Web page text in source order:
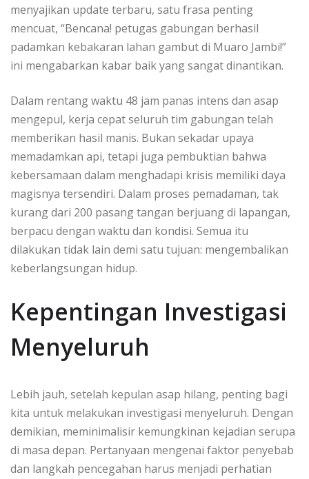
menyajikan update terbaru, satu frasa penting
mencuat, “Bencana! petugas gabungan berhasil
padamkan kebakaran lahan gambut di Muaro Jambi!”
ini mengabarkan kabar baik yang sangat dinantikan.
Dalam rentang waktu 48 jam panas intens dan asap
mengepul, kerja cepat seluruh tim gabungan telah
memberikan hasil manis. Bukan sekadar upaya
memadamkan api, tetapi juga pembuktian bahwa
kebersamaan dalam menghadapi krisis memiliki daya
magisnya tersendiri. Dalam proses pemadaman, tak
kurang dari 200 pasang tangan berjuang di lapangan,
berpacu dengan waktu dan kondisi. Semua itu
dilakukan tidak lain demi satu tujuan: mengembalikan
keberlangsungan hidup.
Kepentingan Investigasi
Menyeluruh
Lebih jauh, setelah kepulan asap hilang, penting bagi
kita untuk melakukan investigasi menyeluruh. Dengan
demikian, meminimalisir kemungkinan kejadian serupa
di masa depan. Pertanyaan mengenai faktor penyebab
dan langkah pencegahan harus menjadi perhatian